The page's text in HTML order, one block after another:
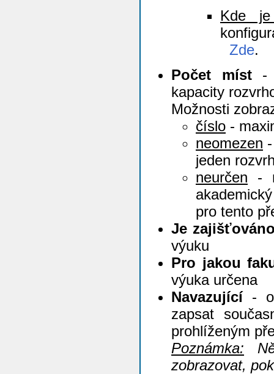
Kde je
Zde.
Počet míst-
kapacity
Možnosti
číslo -
neomezen
jeden
neurčen -
pro tento
Je
výuku
Pro jakou
výuka určena
Navazující-
zapsat
prohlíženým
Poznámka:
zobrazovat,